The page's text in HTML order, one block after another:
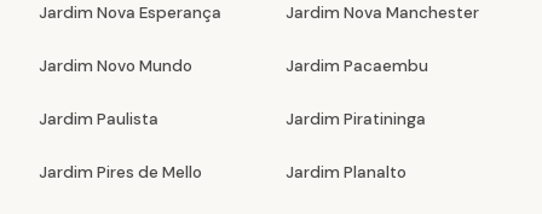
Jardim Nova Esperança Jardim Nova Manchester
Jardim Novo Mundo Jardim Pacaembu
Jardim Paulista Jardim Piratininga
Jardim Pires de Mello Jardim Planalto